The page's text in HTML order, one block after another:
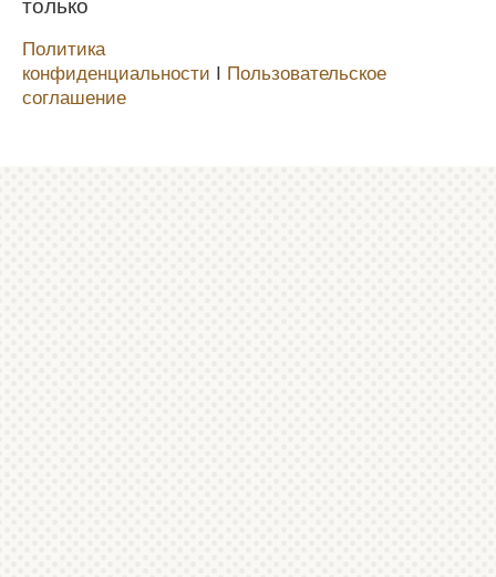
только
Политика
конфиденциальности Ι Пользовательское
соглашение